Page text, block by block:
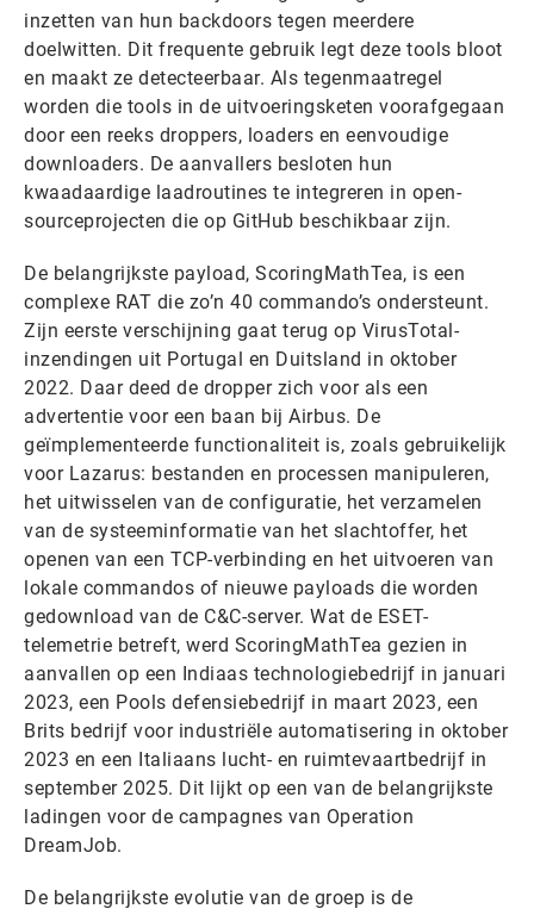
inzetten van hun backdoors tegen meerdere
doelwitten. Dit frequente gebruik legt deze tools bloot
en maakt ze detecteerbaar. Als tegenmaatregel
worden die tools in de uitvoeringsketen voorafgegaan
door een reeks droppers, loaders en eenvoudige
downloaders. De aanvallers besloten hun
kwaadaardige laadroutines te integreren in open-
sourceprojecten die op GitHub beschikbaar zijn.
De belangrijkste payload, ScoringMathTea, is een
complexe RAT die zo’n 40 commando’s ondersteunt.
Zijn eerste verschijning gaat terug op VirusTotal-
inzendingen uit Portugal en Duitsland in oktober
2022. Daar deed de dropper zich voor als een
advertentie voor een baan bij Airbus. De
geïmplementeerde functionaliteit is, zoals gebruikelijk
voor Lazarus: bestanden en processen manipuleren,
het uitwisselen van de configuratie, het verzamelen
van de systeeminformatie van het slachtoffer, het
openen van een TCP-verbinding en het uitvoeren van
lokale commandos of nieuwe payloads die worden
gedownload van de C&C-server. Wat de ESET-
telemetrie betreft, werd ScoringMathTea gezien in
aanvallen op een Indiaas technologiebedrijf in januari
2023, een Pools defensiebedrijf in maart 2023, een
Brits bedrijf voor industriële automatisering in oktober
2023 en een Italiaans lucht- en ruimtevaartbedrijf in
september 2025. Dit lijkt op een van de belangrijkste
ladingen voor de campagnes van Operation
DreamJob.
De belangrijkste evolutie van de groep is de